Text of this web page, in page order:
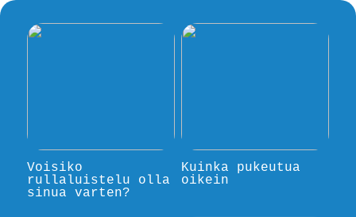
Voisiko
rullaluistelu olla
sinua varten?
Kuinka pukeutua
oikein